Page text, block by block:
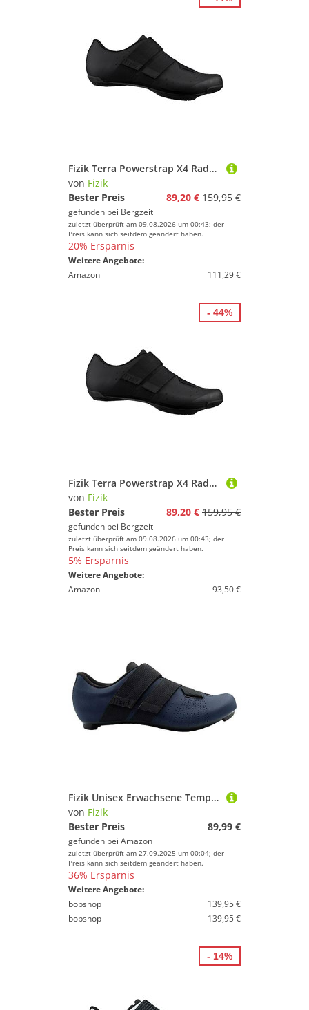
Fizik Terra Powerstrap X4 Radschuhe
von Fizik
Bester Preis
89,20 € 159,95 €
gefunden bei Bergzeit
zuletzt überprüft am 09.08.2026 um 00:43; der
Preis kann sich seitdem geändert haben.
20% Ersparnis
Weitere Angebote:
Amazon
111,29 €
Fizik Terra Powerstrap X4 Radschuhe
von Fizik
Bester Preis
89,20 € 159,95 €
gefunden bei Bergzeit
zuletzt überprüft am 09.08.2026 um 00:43; der
Preis kann sich seitdem geändert haben.
5% Ersparnis
Weitere Angebote:
Amazon
93,50 €
- 44%
Fizik Unisex Erwachsene Tempo Powerstrap Fahrradschuh, Schwarz/Schwarz, Größe 42-42
von Fizik
Bester Preis
89,99 €
gefunden bei Amazon
zuletzt überprüft am 27.09.2025 um 00:04; der
Preis kann sich seitdem geändert haben.
36% Ersparnis
Weitere Angebote:
bobshop
139,95 €
bobshop
139,95 €
- 14%